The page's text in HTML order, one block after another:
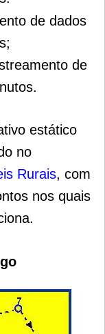
de dados
de
estático
no
Rurais, com
nos quais